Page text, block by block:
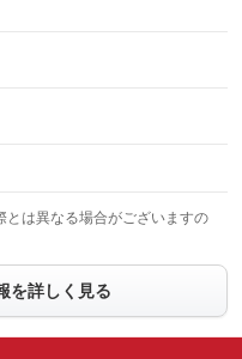
：装備なし
フロントカメラ
：装備なし
：装備あり
は異なる場合がございますの
を詳しく見る